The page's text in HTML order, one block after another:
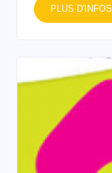
PLUS D'INFOS